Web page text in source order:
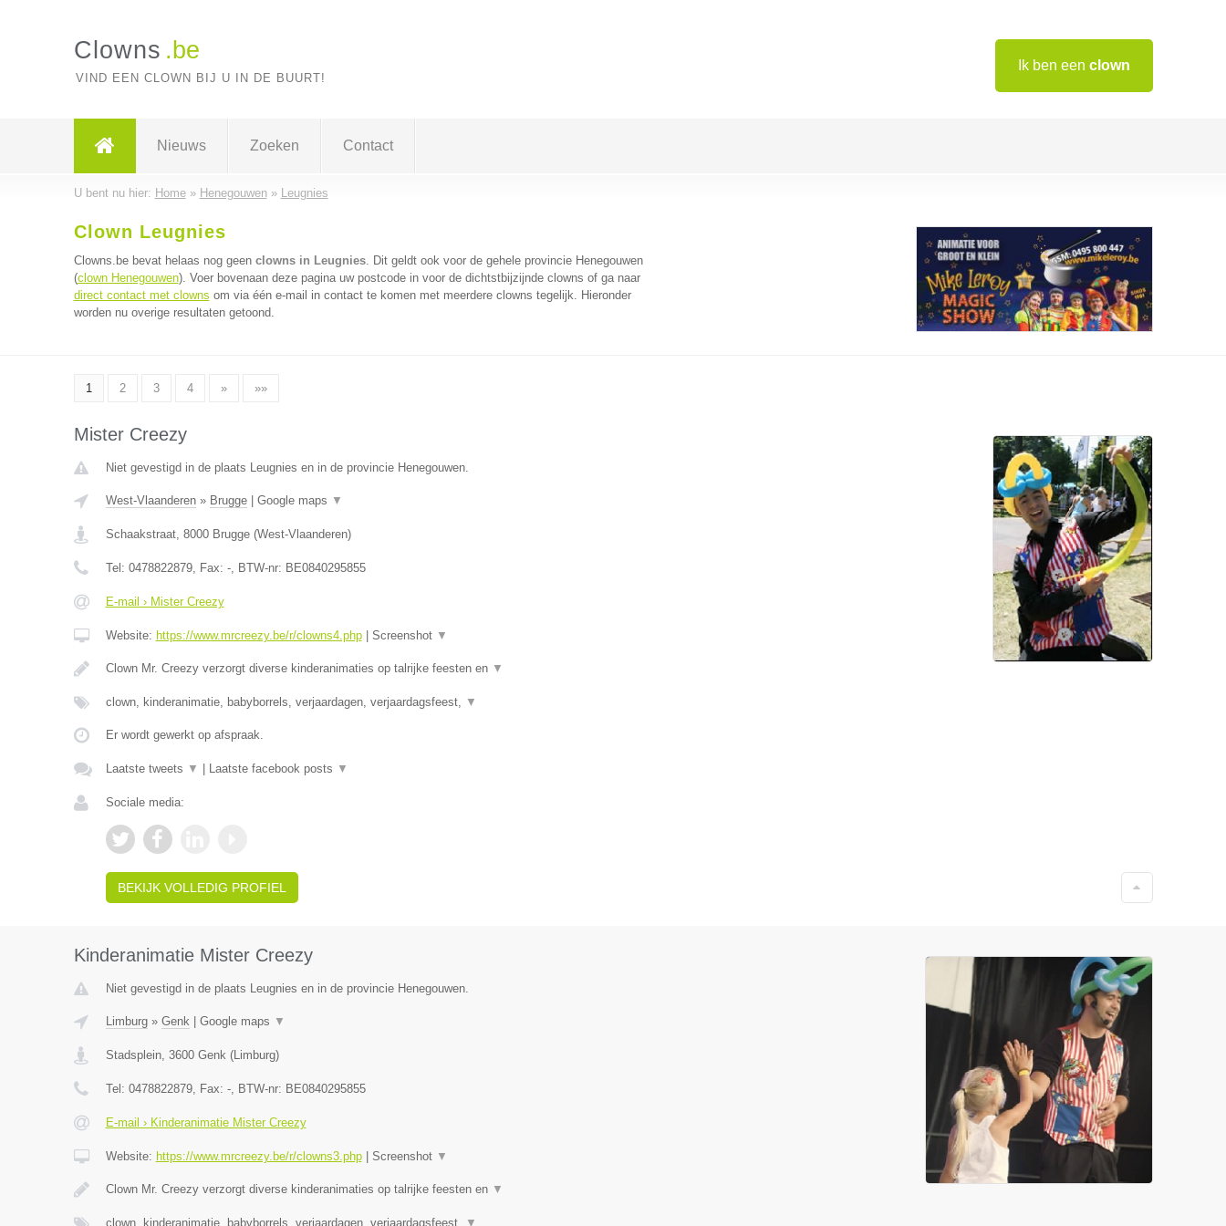
Ik ben een clown
Clowns .be
VIND EEN CLOWN BIJ U IN DE BUURT!
Nieuws Zoeken Contact
U bent nu hier: Home» Henegouwen» Leugnies
Clown Leugnies
Clowns.be bevat helaas nog geen clowns in Leugnies. Dit geldt ook voor de gehele provincie Henegouwen
(clown Henegouwen). Voer bovenaan deze pagina uw postcode in voor de dichtstbijzijnde clowns of ga naar
direct contact met clowns om via één e-mail in contact te komen met meerdere clowns tegelijk. Hieronder
worden nu overige resultaten getoond.
1 2 3 4 » »»
Mister Creezy
Niet gevestigd in de plaats Leugnies en in de provincie Henegouwen.
West-Vlaanderen» Brugge| Google maps ▼
Schaakstraat, 8000 Brugge(West-Vlaanderen)
Tel: 0478822879, Fax: -, BTW-nr: BE0840295855
E-mail › Mister Creezy
Website: https://www.mrcreezy.be/r/clowns4.php| Screenshot ▼
Clown Mr. Creezy verzorgt diverse kinderanimaties op talrijke feesten en ▼
clown, kinderanimatie, babyborrels, verjaardagen, verjaardagsfeest, ▼
Er wordt gewerkt op afspraak.
Laatste tweets ▼ Laatste facebook posts ▼
Sociale media:
BEKIJK VOLLEDIG PROFIEL
Kinderanimatie Mister Creezy
Niet gevestigd in de plaats Leugnies en in de provincie Henegouwen.
Limburg» Genk| Google maps ▼
Stadsplein, 3600 Genk(Limburg)
Tel: 0478822879, Fax: -, BTW-nr: BE0840295855
E-mail › Kinderanimatie Mister Creezy
Website: https://www.mrcreezy.be/r/clowns3.php| Screenshot ▼
Clown Mr. Creezy verzorgt diverse kinderanimaties op talrijke feesten en ▼
clown, kinderanimatie, babyborrels, verjaardagen, verjaardagsfeest, ▼